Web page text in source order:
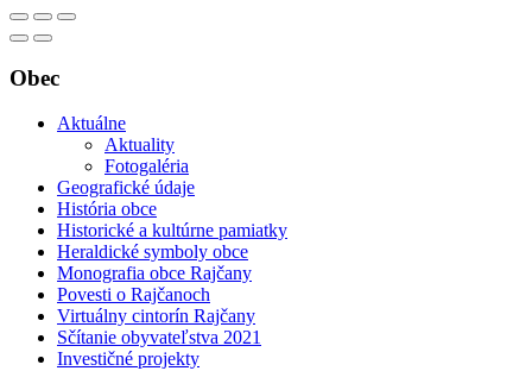
Obec
Aktuálne
Aktuality
Fotogaléria
Geografické údaje
História obce
Historické a kultúrne pamiatky
Heraldické symboly obce
Monografia obce Rajčany
Povesti o Rajčanoch
Virtuálny cintorín Rajčany
Sčítanie obyvateľstva 2021
Investičné projekty